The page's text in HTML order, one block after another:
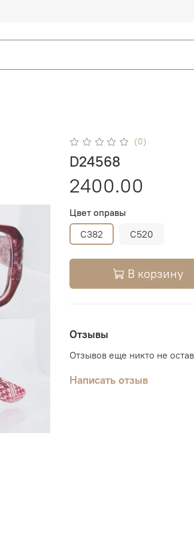
(0)
D24568
2400.00
Цвет оправы
C382
C520
В корзину
Отзывы
Отзывов еще никто не
Написать отзыв